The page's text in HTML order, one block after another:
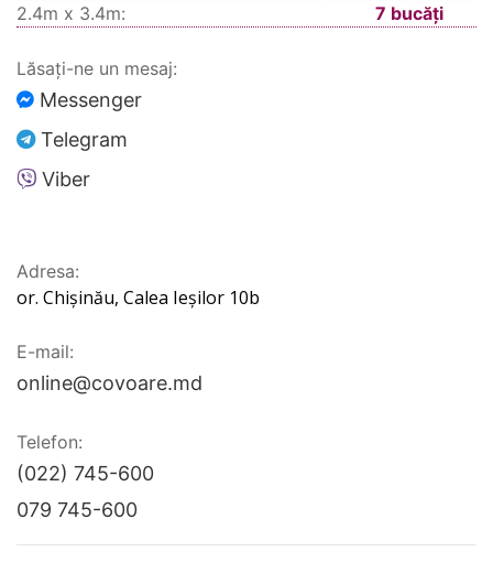
2.4m x 3.4m:
7 bucăți
Lăsați-ne un mesaj:
Messenger
Telegram
Viber
Adresa:
or. Chișinău, Calea Ieșilor 10b
E-mail:
online@covoare.md
Telefon:
(022) 745-600
079 745-600